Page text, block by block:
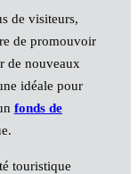
de visiteurs,
de promouvoir
de nouveaux
idéale pour
fonds de
touristique